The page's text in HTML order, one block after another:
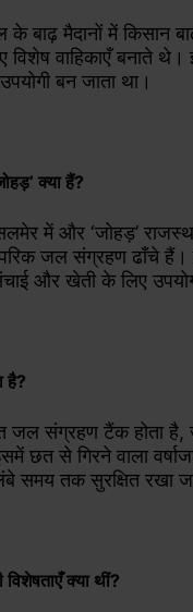
के बाढ़ मैदानों में किसान
वाहिकाएँ बनाते थे।
बन जाता था।
क्या हैं?
में और ‘जोहड़’
जल संग्रहण ढाँचे हैं।
और खेती के लिए
है?
जल संग्रहण टैंक होता
छत से गिरने वाला
समय तक सुरक्षित रखा
विशेषताएँ क्या थीं?